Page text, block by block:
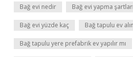
Bağ evi nedir Bağ evi yapma
Bağ evi yüzde kaç Bağ tapulu ev
Bağ tapulu yere prefabrik ev yapılır mı